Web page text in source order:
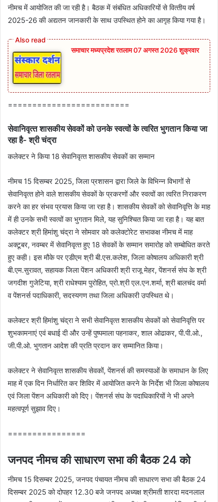
नीमच में आयोजित की जा रही है। बैठक में संबंधित अधिकारियों से वित्‍तीय वर्ष
2025-26 की अद्यतन जानकारी के साथ उपस्थित होने का आगृह किया गया है।
समाचार मध्यप्रदेश रतलाम 07 अगस्त 2026 शुक्रवार
=========================
सेवानिवृत्‍त शासकीय सेवकों को उनके स्‍वत्‍वों के त्‍वरित भुगतान किया जा
रहा है- श्री चंद्रा
कलेक्‍टर ने किया 18 सेवानिवृत्‍त शासकीय सेवकों का सम्‍मान
नीमच 15 दिसम्‍बर 2025, जिला प्रशासन द्वारा जिले के विभिन्‍न विभागों से
सेवानिवृत्‍त होने वाले शासकीय सेवकों के प्रकरणों और स्‍वत्‍वों का त्‍वरित निराकरण
करने का हर संभव प्रयास किया जा रहा है। शासकीय सेवकों को सेवानिवृत्ति के माह
में ही उनके सभी स्‍वत्‍वों का भुगतान मिले, यह सुनिश्चित किया जा रहा है। यह बात
कलेक्‍टर श्री हिमांशु चंद्रा ने सोमवार को कलेक्‍टोरेट सभाकक्ष नीमच में माह
अक्‍टूबर, नवम्‍बर में सेवानिवृत्‍त हुए 18 सेवकों के सम्‍मान समारोह को सम्‍बोधित करते
हुए कही। इस मौके पर एडीएम श्री बी.एस.कलेश, जिला कोषालय अधिकारी श्री
बी.एम.सुरावत, सहायक जिला पेंशन अधिकारी श्री राजू मेहर, पेंशनर्स संघ के श्री
जगदीश गुजेटिया, श्री राधेश्‍याम पुरोहित, प्रो.श्री एल.एन.शर्मा, श्री बालचंद वर्मा
व पेंशनर्स पदाधिकारी, सदस्‍यगण तथा जिला अधिकारी उपस्थित थे।
कलेक्‍टर श्री हिमांशु चंद्रा ने सभी सेवानिवृत्‍त शासकीय सेवकों को सेवानिवृत्ति पर
शुभकामनाएं एवं बधाई दी और उन्‍हें पुष्‍पमाला पहनाकर, शाल ओढाकर, पी.पी.ओ.,
जी.पी.ओ. भुगतान आदेश की प्रति प्रदान कर सम्‍मानित किया।
कलेक्‍टर ने सेवानिवृत्‍त शासकीय सेवकों, पेंशनर्स की समस्‍याओं के समाधान के लिए
माह में एक दिन निर्धारित कर शिविर में आयोजित करने के निर्देश भी जिला कोषालय
एवं जिला पेंशन अधिकारी को दिए। पेंशनर्स संघ के पदाधिकारियों ने भी अपने
महत्‍वपूर्ण सुझाव दिए।
================
जनपद नीमच की साधारण सभा की बैठक 24 को
नीमच 15 दिसम्‍बर 2025, जनपद पंचायत नीमच की साधारण सभा की बैठक 24
दिसम्‍बर 2025 को दोपहर 12.30 बजे जनपद अध्‍यक्ष श्रीमती शारदा मदनलाल